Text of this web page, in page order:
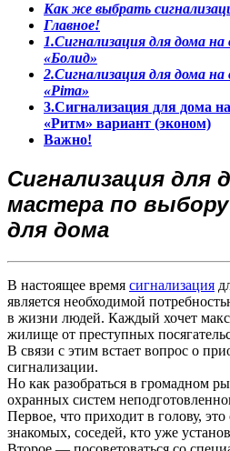
Как же выбрать
Главное!
1.Сигнализация для дома на
«Болид»
2.Сигнализация для дома на
«Pima»
3.Сигнализация для дома
«Ритм» вариант (эконом)
Важно!
Сигнализация для
мастера по выбору
для дома
В настоящее время сигнализация
является необходимой
в жизни людей. Каждый хочет
жилище от преступных
В связи с этим встает вопрос о
сигнализации.
Но как разобраться в громадном
охранных систем
Первое, что приходит в голову, это
знакомых, соседей, кто уже